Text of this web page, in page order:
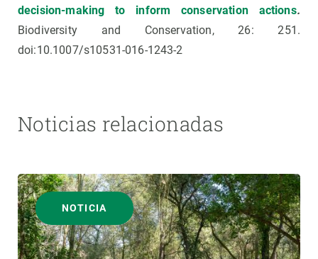
decision-making to inform conservation actions.
Biodiversity and Conservation, 26: 251.
doi:10.1007/s10531-016-1243-2
Noticias relacionadas
NOTICIA